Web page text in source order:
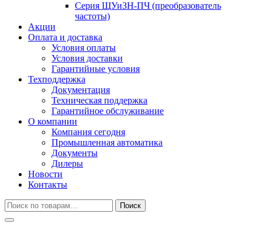
Серия ЩУиЗН-ПЧ (преобразователь
частоты)
Акции
Оплата и доставка
Условия оплаты
Условия доставки
Гарантийные условия
Техподдержка
Документация
Техническая поддержка
Гарантийное обслуживание
О компании
Компания сегодня
Промышленная автоматика
Документы
Дилеры
Новости
Контакты
Искать:
Поиск